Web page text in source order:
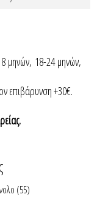
μηνών, 18-24 μηνών,
επιβάρυνση +30€.
(55)